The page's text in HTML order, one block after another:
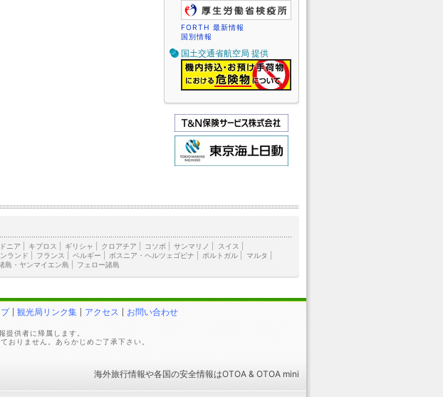
FORTH 最新情報
国別情報
国土交通省航空局 提供
ニア キプロス ギリシャ クロアチア コソボ サンマリノ スイス
ランド フランス ベルギー ボスニア・ヘルツェゴビナ ポルトガル マルタ
島・ヤンマイエン島 フェロー諸島
観光局リンク集 アクセス お問い合わせ
供者に帰属します。
おりません。あらかじめご了承下さい。
海外旅行情報や各国の安全情報はOTOA & OTOA mini